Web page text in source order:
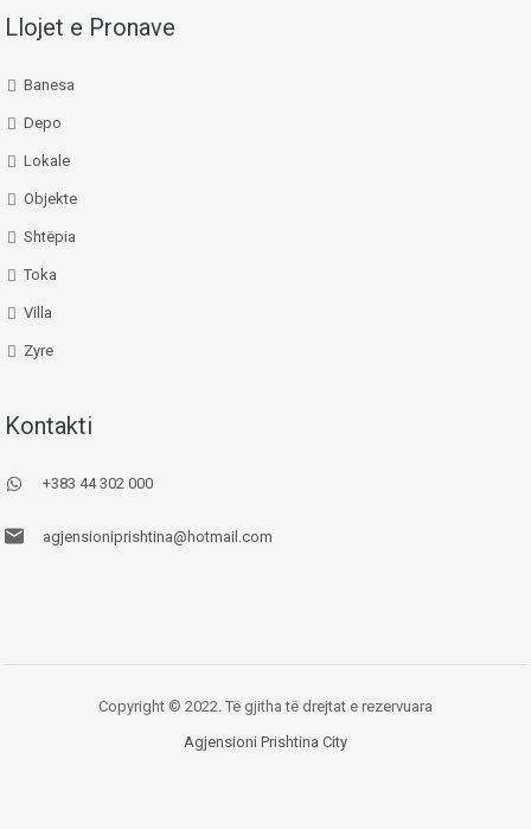
Llojet e Pronave
Banesa
Depo
Lokale
Objekte
Shtëpia
Toka
Villa
Zyre
Kontakti
+383 44 302 000
agjensioniprishtina@hotmail.com
Copyright © 2022. Të gjitha të drejtat e rezervuara
Agjensioni Prishtina City